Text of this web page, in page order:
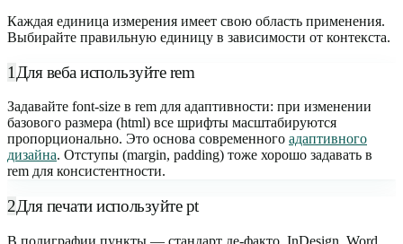
Каждая единица измерения имеет свою область применения.
Выбирайте правильную единицу в зависимости от контекста.
1 Для веба используйте rem
Задавайте font-size в rem для адаптивности: при изменении
базового размера (html) все шрифты масштабируются
пропорционально. Это основа современного адаптивного
дизайна. Отступы (margin, padding) тоже хорошо задавать в
rem для консистентности.
2Для печати используйте pt
В полиграфии пункты — стандарт де-факто. InDesign, Word,